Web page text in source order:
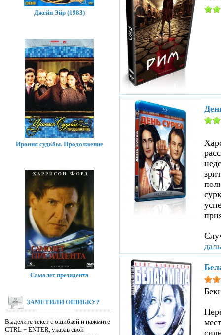
Джейн Эйр (1983)
Ирония судьбы. Продолжение
Самолет президента
ЗАМЕТИЛИ ОШИБКУ?
Выделите текст с ошибкой и нажмите
CTRL + ENTER, указав свой